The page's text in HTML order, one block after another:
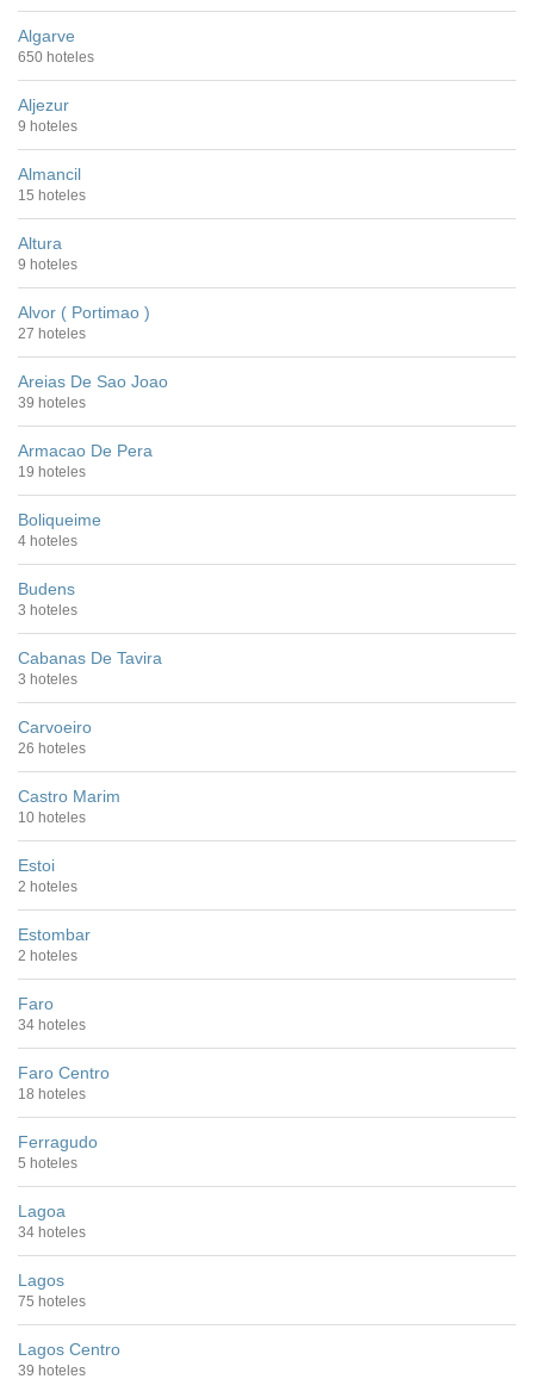
Algarve
650 hoteles
Aljezur
9 hoteles
Almancil
15 hoteles
Altura
9 hoteles
Alvor ( Portimao )
27 hoteles
Areias De Sao Joao
39 hoteles
Armacao De Pera
19 hoteles
Boliqueime
4 hoteles
Budens
3 hoteles
Cabanas De Tavira
3 hoteles
Carvoeiro
26 hoteles
Castro Marim
10 hoteles
Estoi
2 hoteles
Estombar
2 hoteles
Faro
34 hoteles
Faro Centro
18 hoteles
Ferragudo
5 hoteles
Lagoa
34 hoteles
Lagos
75 hoteles
Lagos Centro
39 hoteles